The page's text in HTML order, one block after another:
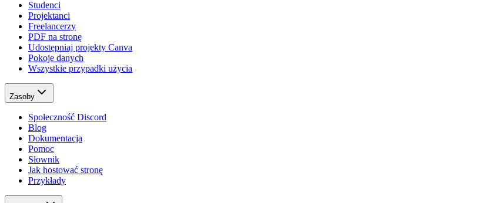
Studenci
Projektanci
Freelancerzy
PDF na stronę
Udostępniaj projekty Canva
Pokoje danych
Wszystkie przypadki użycia
Zasoby
Społeczność Discord
Blog
Dokumentacja
Pomoc
Słownik
Jak hostować stronę
Przykłady